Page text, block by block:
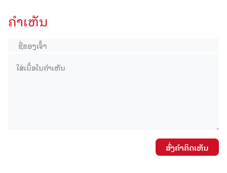
ຄໍາເຫັນ
ສົ່ງຄໍາຄິດເຫັນ